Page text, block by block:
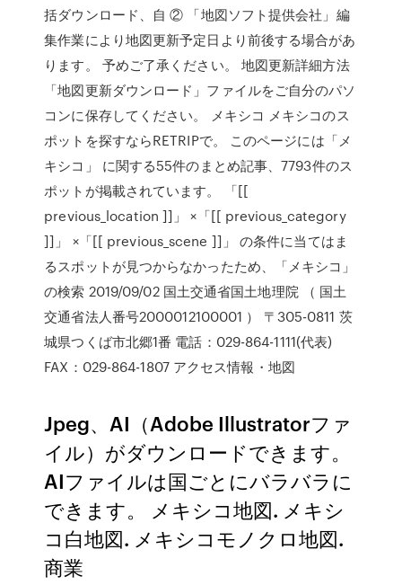
括ダウンロード、自 ② 「地図ソフト提供会社」編
集作業により地図更新予定日より前後する場合があ
ります。 予めご了承ください。 地図更新詳細方法
「地図更新ダウンロード」ファイルをご自分のパソ
コンに保存してください。 メキシコ メキシコのス
ポットを探すならRETRIPで。 このページには「メ
キシコ」 に関する55件のまとめ記事、7793件のス
ポットが掲載されています。 「[[
previous_location ]]」 ×「[[ previous_category
]]」 ×「[[ previous_scene ]]」 の条件に当てはま
るスポットが見つからなかったため、「メキシコ」
の検索 2019/09/02 国土交通省国土地理院 （ 国土
交通省法人番号2000012100001 ） 〒305-0811 茨
城県つくば市北郷1番 電話：029-864-1111(代表)
FAX：029-864-1807 アクセス情報・地図
Jpeg、AI（Adobe Illustratorファ
イル）がダウンロードできます。
AIファイルは国ごとにバラバラに
できます。 メキシコ地図. メキシ
コ白地図. メキシコモノクロ地図.
商業